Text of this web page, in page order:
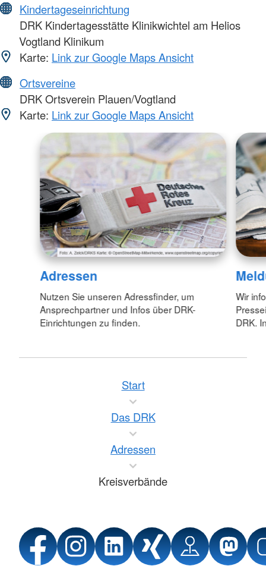
Kindertageseinrichtung
DRK Kindertagesstätte Klinikwichtel am Helios
Vogtland Klinikum
Karte: Link zur Google Maps Ansicht
Ortsvereine
DRK Ortsverein Plauen/Vogtland
Karte: Link zur Google Maps Ansicht
Adressen
Nutzen Sie unseren Adressfinder, um
Ansprechpartner und Infos über DRK-
Einrichtungen zu finden.
Wir
DRK.
Start
Das DRK
Adressen
Kreisverbände